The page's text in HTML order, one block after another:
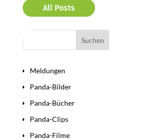
All Posts
Meldungen
Panda-Bilder
Panda-Bücher
Panda-Clips
Panda-Filme